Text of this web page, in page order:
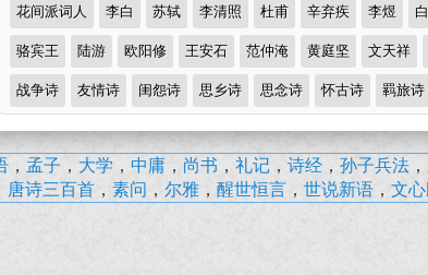
（完）-
译
文
分
类
花间派词人 李白 苏轼 李清照 杜甫 辛弃疾 李煜
骆宾王 陆游 欧阳修 王安石 范仲淹 黄庭坚 文天祥
战争诗 友情诗 闺怨诗 思乡诗 思念诗 怀古诗 羁旅诗
， 孟子 ， 大学 ， 中庸 ， 尚书 ， 礼记 ， 诗经 ， 孙子兵法 ，
唐诗三百首 ， 素问 ， 尔雅 ， 醒世恒言 ， 世说新语 ， 文